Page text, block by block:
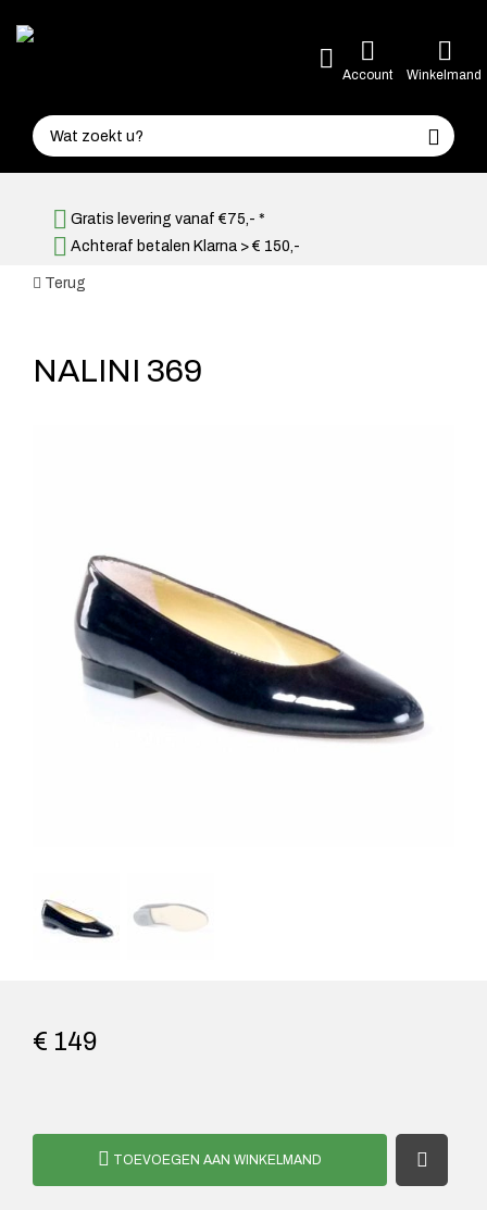
Account Winkelmand
Gratis levering vanaf €75,- *
Achteraf betalen Klarna > € 150,-
Terug
NALINI 369
€ 149
TOEVOEGEN AAN WINKELMAND